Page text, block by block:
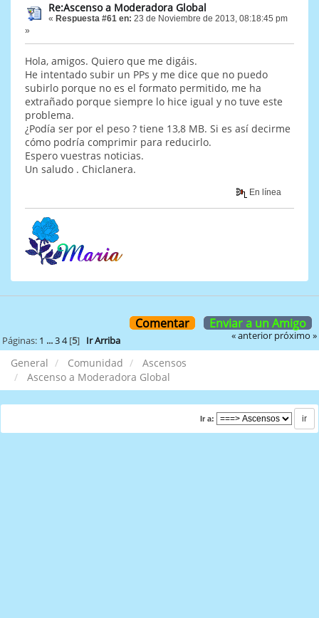
Re:Ascenso a Moderadora Global
« Respuesta #61 en: 23 de Noviembre de 2013, 08:18:45 pm
»
Hola, amigos. Quiero que me digáis.
He intentado subir un PPs y me dice que no puedo
subirlo porque no es el formato permitido, me ha
extrañado porque siempre lo hice igual y no tuve este
problema.
¿Podía ser por el peso ? tiene 13,8 MB. Si es así decirme
cómo podría comprimir para reducirlo.
Espero vuestras noticias.
Un saludo . Chiclanera.
En línea
Comentar Enviar a un Amigo
Páginas: 1 ...3 4[5] Ir Arriba « anterior próximo »
General Comunidad
Ascensos
Ascenso a Moderadora Global
Ir a: